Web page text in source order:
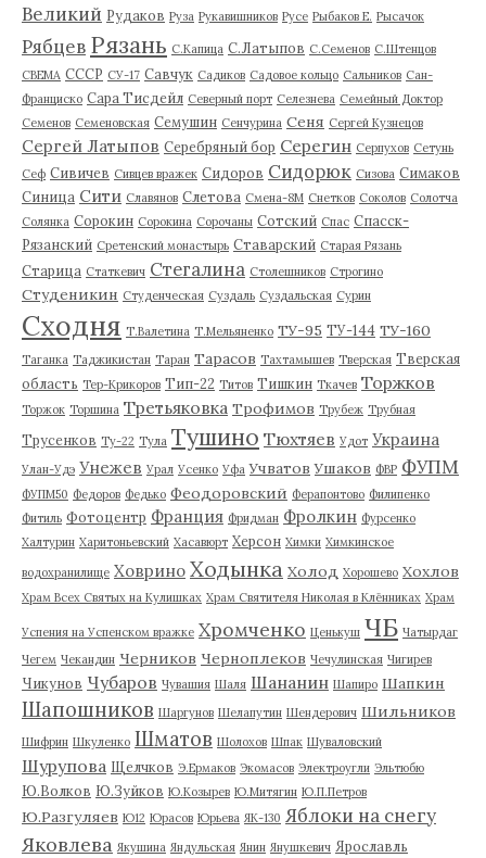
Великий Рудаков Руза Рукавишников Русе Рыбаков Е. Рысачок
Рябцев Рязань С.Капица С.Латыпов С.Семенов С.Штенцов
СВЕМА СССР СУ-17 Савчук Садиков Садовое кольцо Сальников Сан-
Франциско Сара Тисдейл Северный порт Селезнева Семейный Доктор
Семенов Семеновская Семушин Сенчурина Сеня Сергей Кузнецов
Сергей Латыпов Серебряный бор Серегин Серпухов Сетунь
Сеф Сивичев Сивцев вражек Сидоров Сидорюк Сизова Симаков
Синица Сити Славянов Слетова Смена-8М Снетков Соколов Солотча
Солянка Сорокин Сорокина Сорочаны Сотский Спас Спасск-
Рязанский Сретенский монастырь Ставарский Старая Рязань
Старица Статкевич Стегалина Столешников Строгино
Студеникин Студенческая Суздаль Суздальская Сурин
Сходня Т.Валетина Т.Мельяненко ТУ-95 ТУ-144 ТУ-160
Таганка Таджикистан Таран Тарасов Тахтамышев Тверская Тверская
область Тер-Крикоров Тип-22 Титов Тишкин Ткачев Торжков
Торжок Торшина Третьяковка Трофимов Трубеж Трубная
Трусенков Ту-22 Тула Тушино Тюхтяев Удот Украина
Улан-Удэ Унежев Урал Усенко Уфа Учватов Ушаков ФВР ФУПМ
ФУПМ50 Федоров Федько Феодоровский Ферапонтово Филипенко
Фитиль Фотоцентр Франция Фридман Фролкин Фурсенко
Халтурин Харитоньевский Хасавюрт Херсон Химки Химкинское
водохранилище Ховрино Ходынка Холод Хорошево Хохлов
Храм Всех Святых на Кулишках Храм Святителя Николая в Клённиках Храм
Успения на Успенском вражке Хромченко Ценькуш ЧБ Чатырдаг
Чегем Чекандин Черников Черноплеков Чечулинская Чигирев
Чикунов Чубаров Чувашия Шаля Шананин Шапиро Шапкин
Шапошников Шаргунов Шелапутин Шендерович Шильников
Шифрин Шкуленко Шматов Шолохов Шпак Шуваловский
Шурупова Щелчков Э.Ермаков Экомасов Электроугли Эльтюбю
Ю.Волков Ю.Зуйков Ю.Козырев Ю.Митягин Ю.П.Петров
Ю.Разгуляев Ю12 Юрасов Юрьева ЯК-130 Яблоки на снегу
Яковлева Якушина Яндульская Янин Янушкевич Ярославль